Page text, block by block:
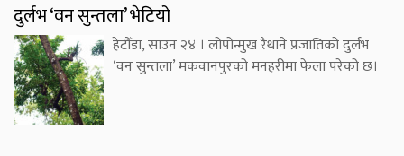
दुर्लभ ‘वन सुन्तला’ भेटियो
हेटौँडा, साउन २४ । लोपोन्मुख रैथाने प्रजातिको दुर्लभ
‘वन सुन्तला’ मकवानपुरको मनहरीमा फेला परेको छ।